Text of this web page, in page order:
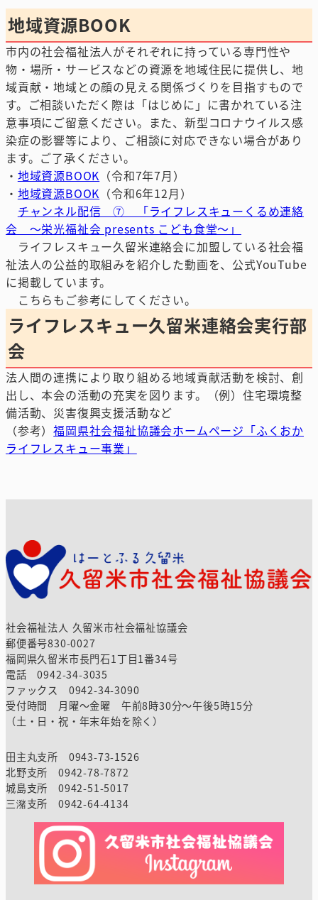
地域資源BOOK
市内の社会福祉法人がそれぞれに持っている専門性や
物・場所・サービスなどの資源を地域住民に提供し、地
域貢献・地域との顔の見える関係づくりを目指すもので
す。ご相談いただく際は「はじめに」に書かれている注
意事項にご留意ください。また、新型コロナウイルス感
染症の影響等により、ご相談に対応できない場合があり
ます。ご了承ください。
・ 地域資源BOOK （令和7年7月）
・ 地域資源BOOK （令和6年12月）
チャンネル配信 ⑦ 「ライフレスキューくるめ連絡
会 ～栄光福祉会 presents こども食堂～」
ライフレスキュー久留米連絡会に加盟している社会福
祉法人の公益的取組みを紹介した動画を、公式YouTube
に掲載しています。
こちらもご参考にしてください。
ライフレスキュー久留米連絡会実行部
会
法人間の連携により取り組める地域貢献活動を検討、創
出し、本会の活動の充実を図ります。（例）住宅環境整
備活動、災害復興支援活動など
（参考）福岡県社会福祉協議会ホームページ「ふくおか
ライフレスキュー事業」
社会福祉法人 久留米市社会福祉協議会
郵便番号830-0027
福岡県久留米市長門石1丁目1番34号
電話 0942-34-3035
ファックス 0942-34-3090
受付時間 月曜～金曜 午前8時30分～午後5時15分
（土・日・祝・年末年始を除く）
田主丸支所 0943-73-1526
北野支所 0942-78-7872
城島支所 0942-51-5017
三潴支所 0942-64-4134